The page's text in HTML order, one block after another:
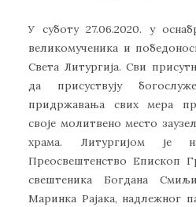
У суботу 27.06.2020. у
великомученика и
Света Литургија. Сви
да присуствују
придржавања свих мера
своје молитвено место
храма. Литургијом је
Преосвештенство Епископ
свештеника Богдана
Маринка Рајака, надлежног